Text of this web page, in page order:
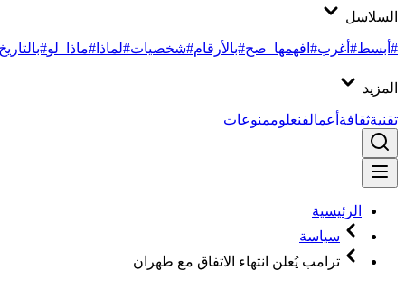
السلاسل
#أبسط#أغرب#افهمها_صح#بالأرقام#شخصيات#لماذا #ماذا_لو#بالتاريخ
المزيد
تقنيةثقافةأعمالفنعلوممنوعات
الرئيسية
سياسة
ترامب يُعلن انتهاء الاتفاق مع طهران